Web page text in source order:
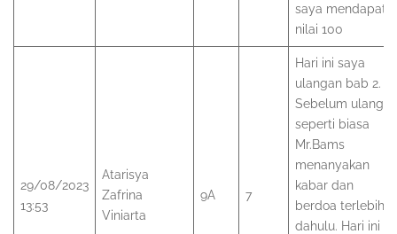
saya mendapat
nilai 100
29/08/2023
13:53
Atarisya
Zafrina
Viniarta
9A 7
Hari ini saya
ulangan bab 2.
Sebelum ulangan
seperti biasa
Mr.Bams
menanyakan
kabar dan
berdoa terlebih
dahulu. Hari ini